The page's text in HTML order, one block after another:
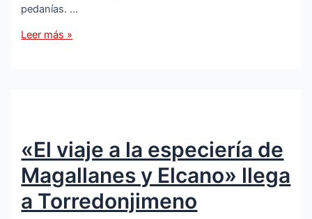
pedanías. …
Actos
de
la
Cabeza
2023
Leer más »
«El viaje a la especiería de
Magallanes y Elcano» llega
a Torredonjimeno